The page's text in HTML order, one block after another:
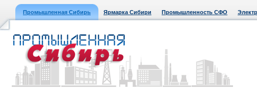
Промышленная Сибирь Ярмарка Сибири Промышленность СФО